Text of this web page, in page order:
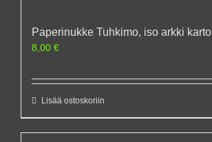
Paperinukke Tuhkimo, iso arkki
8,00 €
Lisää ostoskoriin